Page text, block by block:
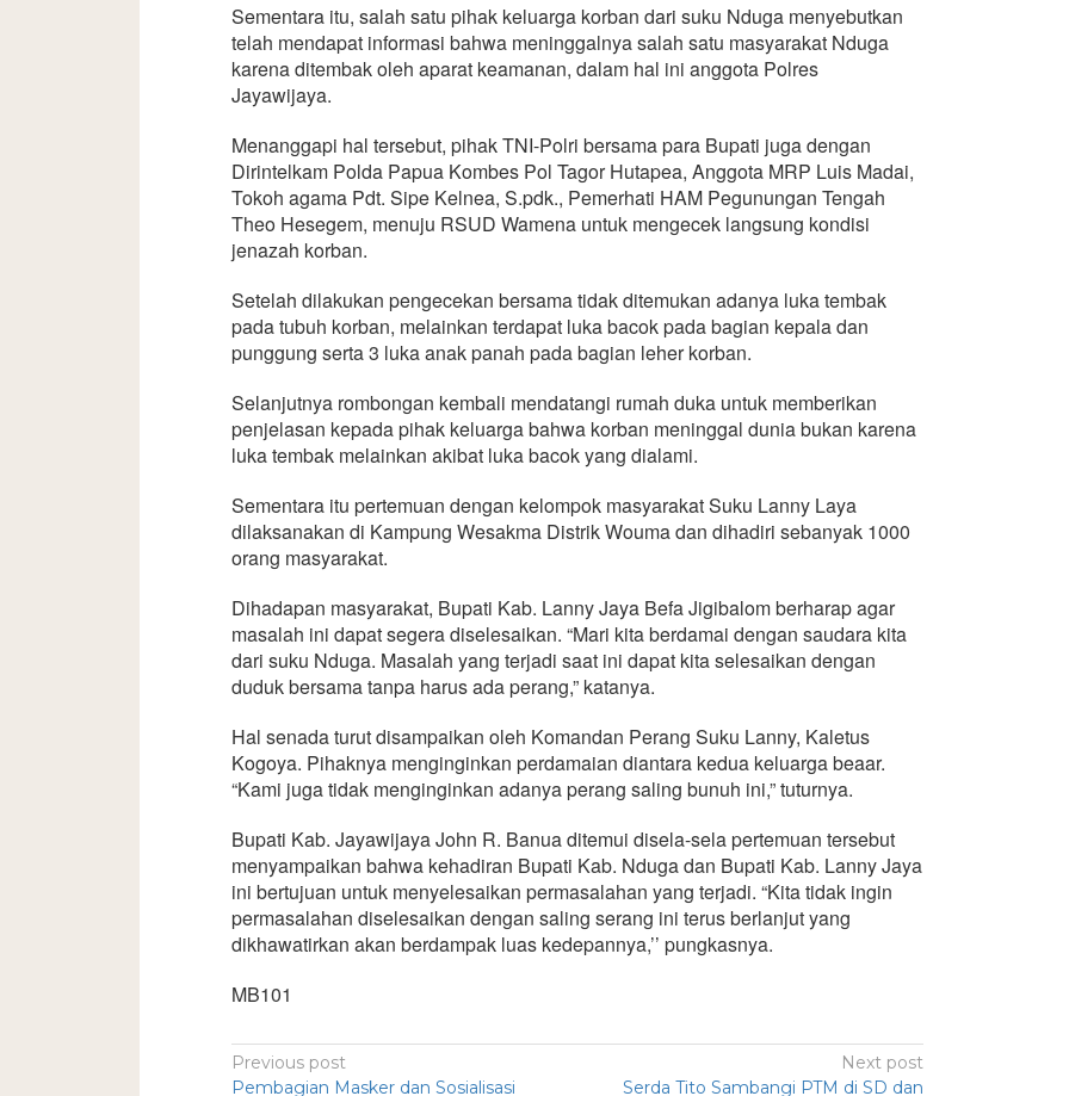
Sementara itu, salah satu pihak keluarga korban dari suku Nduga menyebutkan
telah mendapat informasi bahwa meninggalnya salah satu masyarakat Nduga
karena ditembak oleh aparat keamanan, dalam hal ini anggota Polres
Jayawijaya.
Menanggapi hal tersebut, pihak TNI-Polri bersama para Bupati juga dengan
Dirintelkam Polda Papua Kombes Pol Tagor Hutapea, Anggota MRP Luis Madai,
Tokoh agama Pdt. Sipe Kelnea, S.pdk., Pemerhati HAM Pegunungan Tengah
Theo Hesegem, menuju RSUD Wamena untuk mengecek langsung kondisi
jenazah korban.
Setelah dilakukan pengecekan bersama tidak ditemukan adanya luka tembak
pada tubuh korban, melainkan terdapat luka bacok pada bagian kepala dan
punggung serta 3 luka anak panah pada bagian leher korban.
Selanjutnya rombongan kembali mendatangi rumah duka untuk memberikan
penjelasan kepada pihak keluarga bahwa korban meninggal dunia bukan karena
luka tembak melainkan akibat luka bacok yang dialami.
Sementara itu pertemuan dengan kelompok masyarakat Suku Lanny Laya
dilaksanakan di Kampung Wesakma Distrik Wouma dan dihadiri sebanyak 1000
orang masyarakat.
Dihadapan masyarakat, Bupati Kab. Lanny Jaya Befa Jigibalom berharap agar
masalah ini dapat segera diselesaikan. “Mari kita berdamai dengan saudara kita
dari suku Nduga. Masalah yang terjadi saat ini dapat kita selesaikan dengan
duduk bersama tanpa harus ada perang,” katanya.
Hal senada turut disampaikan oleh Komandan Perang Suku Lanny, Kaletus
Kogoya. Pihaknya menginginkan perdamaian diantara kedua keluarga beaar.
“Kami juga tidak menginginkan adanya perang saling bunuh ini,” tuturnya.
Bupati Kab. Jayawijaya John R. Banua ditemui disela-sela pertemuan tersebut
menyampaikan bahwa kehadiran Bupati Kab. Nduga dan Bupati Kab. Lanny Jaya
ini bertujuan untuk menyelesaikan permasalahan yang terjadi. “Kita tidak ingin
permasalahan diselesaikan dengan saling serang ini terus berlanjut yang
dikhawatirkan akan berdampak luas kedepannya,’’ pungkasnya.
MB101
Previous post
Pembagian Masker dan Sosialisasi
Next post
Serda Tito Sambangi PTM di SD dan